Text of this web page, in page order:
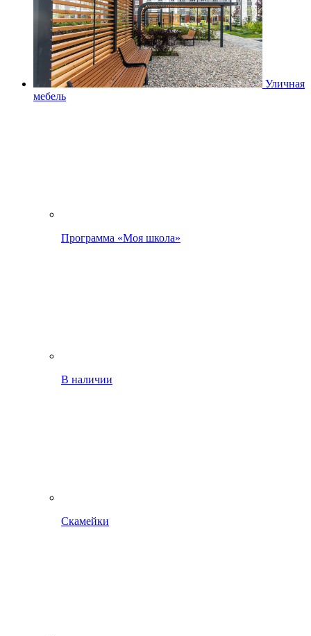
Уличная
мебель
Программа «Моя школа»
В наличии
Скамейки